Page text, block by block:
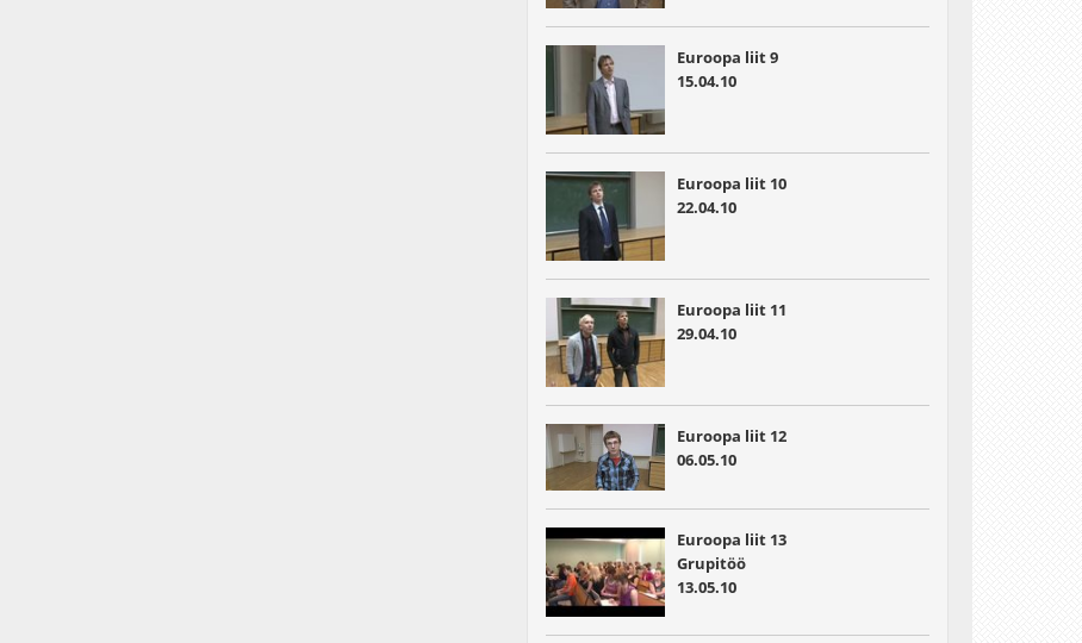
Euroopa liit 9
15.04.10
Euroopa liit 10
22.04.10
Euroopa liit 11
29.04.10
Euroopa liit 12
06.05.10
Euroopa liit 13
Grupitöö
13.05.10